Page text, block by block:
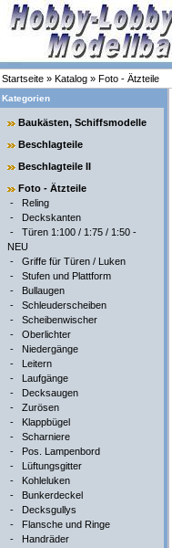
Startseite » Katalog » Foto - Ätzteile
Kategorien
Baukästen, Schiffsmodelle
Beschlagteile
Beschlagteile II
Foto - Ätzteile
- Reling
- Deckskanten
- Türen 1:100 / 1:75 / 1:50 -
NEU
- Griffe für Türen / Luken
- Stufen und Plattform
- Bullaugen
- Schleuderscheiben
- Scheibenwischer
- Oberlichter
- Niedergänge
- Leitern
- Laufgänge
- Decksaugen
- Zurösen
- Klappbügel
- Scharniere
- Pos. Lampenbord
- Lüftungsgitter
- Kohleluken
- Bunkerdeckel
- Decksgullys
- Flansche und Ringe
- Handräder